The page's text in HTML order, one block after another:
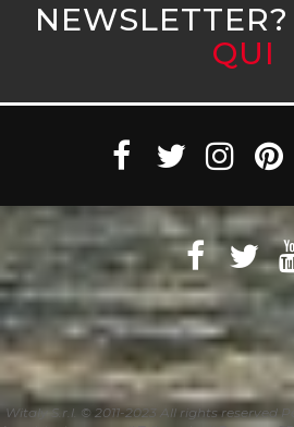
QUI
Witaly S.r.l. © 2011-2023 All rights reserved